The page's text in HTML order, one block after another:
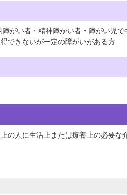
がい者・精神障がい者・障がい児
できないが一定の障がいがある方
の人に生活上または療養上の必要な